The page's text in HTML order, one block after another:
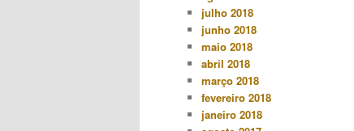
julho 2018
junho 2018
maio 2018
abril 2018
março 2018
fevereiro 2018
janeiro 2018